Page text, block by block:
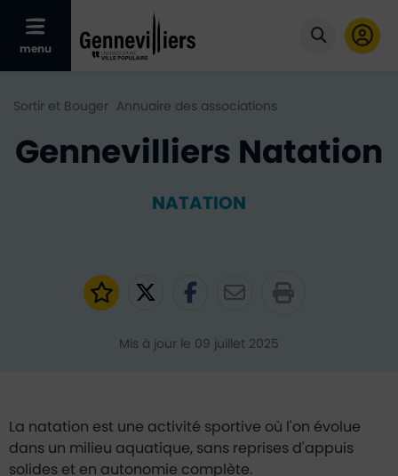
Afficher le menu mobile
menu Cliquer
Sortir et Bouger Annuaire des associations
Gennevilliers Natation
NATATION
Ajouter aux favoris
Partager sur Twitter
Partager sur
Partager par
Mis à jour le 09 juillet 2025
Contenu de la fiche d'annuaire
La natation est une activité sportive où l'on évolue
dans un milieu aquatique, sans reprises d'appuis
solides et en autonomie complète.